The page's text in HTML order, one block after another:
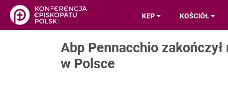
KEP KOŚCIÓŁ
Abp Pennacchio
w Polsce